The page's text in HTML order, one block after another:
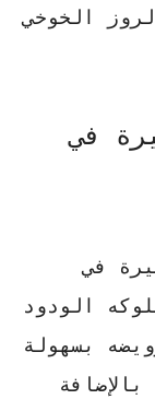
الخوخي
في
في
الودود
بسهولة